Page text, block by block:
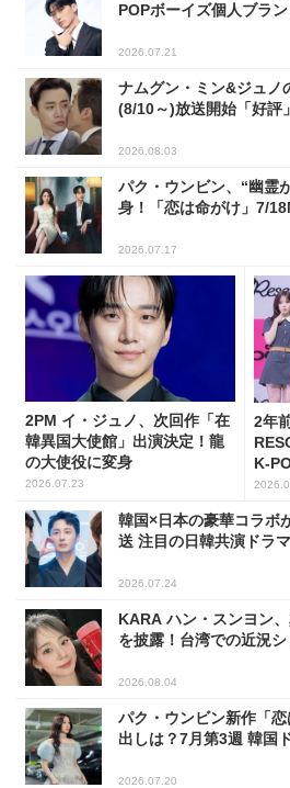
POPボーイズ個人ブラ
2026.07.21
ナムグン・ミン&ジュノ
(8/10～)放送開始「好評
2026.08.03
パク・ウンビン、“幽霊
身！「恋は命がけ」7/
2026.07.17
2PM イ・ジュノ、次回作「在
韓異国大使館」出演決定！龍
の大使役に変身
2026.07.23
2年
K-
トッ
韓国×日本の豪華コラボ
送 注目の日韓共演ドラ
2026.07.24
KARA ハン・スンヨン
を披露！台湾での近況
2026.08.04
パク・ウンビン新作「
出しは？7月第3週 韓国
2026.07.20